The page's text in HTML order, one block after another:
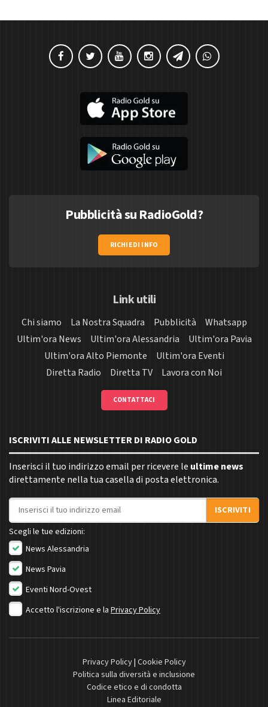
Pubblicità su RadioGold?
RICHIEDI INFO
Link utili
Chi siamo La Nostra Squadra Pubblicità
Whatsapp
Ultim'ora News
Ultim'ora Alessandria
Ultim'ora Pavia
Ultim'ora Alto Piemonte
Ultim'ora Eventi
Diretta Radio
Diretta TV Lavora con Noi
CONTATTACI
ISCRIVITI ALLE NEWSLETTER DI RADIO GOLD
Inserisci il tuo indirizzo email per ricevere le ultime news
direttamente nella tua casella di posta elettronica.
Indirizzo email
ISCRIVITI
Scegli le tue edizioni:
News Alessandria
News Pavia
Eventi Nord-Ovest
Accetto l'iscrizione e la Privacy Policy
Privacy Policy| Cookie Policy
Politica sulla diversità e inclusione
Codice etico e di condotta
Linea Editoriale